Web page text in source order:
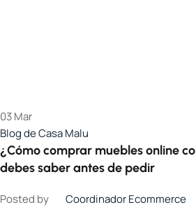
03Mar
Blog de Casa Malu
¿Cómo comprar muebles online
debes saber antes de pedir
Posted by
Coordinador Ecommerce